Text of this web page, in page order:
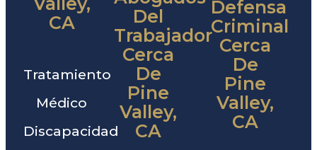
CA
Tratamiento
Médico
Discapacidad
Del
Trabajador
Cerca
De
Pine
Valley,
CA
Defensa
Criminal
Cerca
De
Pine
Valley,
CA